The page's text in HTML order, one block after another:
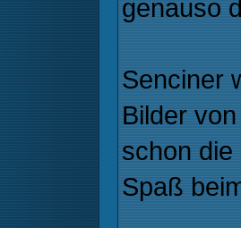
genauso
Senciner
Bilder
schon die
Spaß